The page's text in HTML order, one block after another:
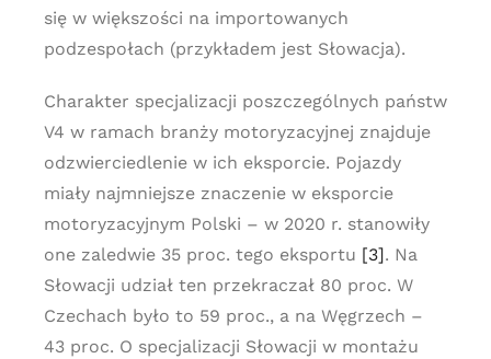
się w większości na importowanych
podzespołach (przykładem jest Słowacja).
Charakter specjalizacji poszczególnych państw
V4 w ramach branży motoryzacyjnej znajduje
odzwierciedlenie w ich eksporcie. Pojazdy
miały najmniejsze znaczenie w eksporcie
motoryzacyjnym Polski – w 2020 r. stanowiły
one zaledwie 35 proc. tego eksportu [3]. Na
Słowacji udział ten przekraczał 80 proc. W
Czechach było to 59 proc., a na Węgrzech –
43 proc. O specjalizacji Słowacji w montażu